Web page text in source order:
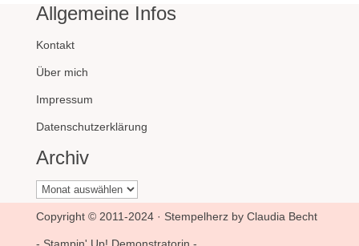
Allgemeine Infos
Kontakt
Über mich
Impressum
Datenschutzerklärung
Archiv
Archiv
Copyright © 2011-2024 · Stempelherz by Claudia Becht